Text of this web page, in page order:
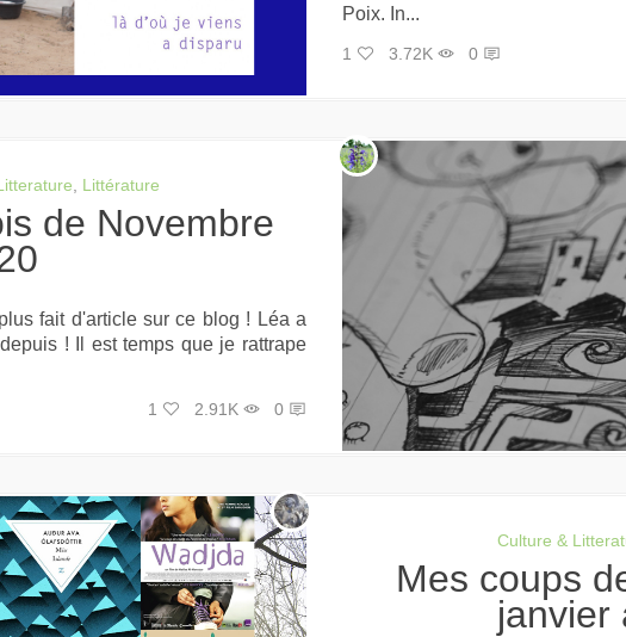
Poix. In...
1 3.72K 0
Littérature
fait d'article sur ce blog ! Léa a
! Il est temps que je rattrape
1 2.91K
0
Culture &
Mes coups de cœur culturels :
janvier